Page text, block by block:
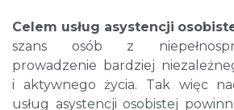
Celem usług asystencji
szans osób z
prowadzenie bardziej
i aktywnego życia. Tak więc
usług asystencji osobistej